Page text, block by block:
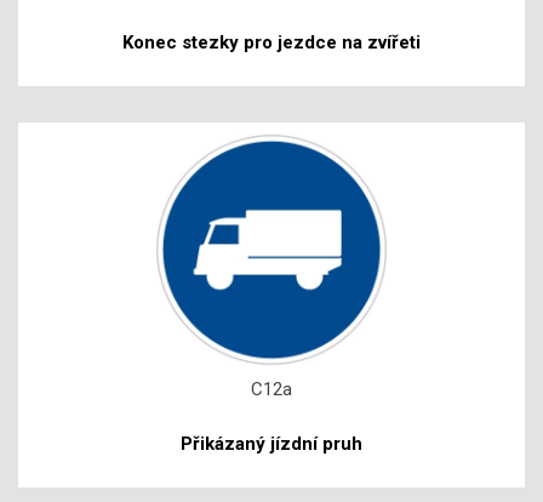
Konec stezky pro jezdce na zvířeti
C12a
Přikázaný jízdní pruh